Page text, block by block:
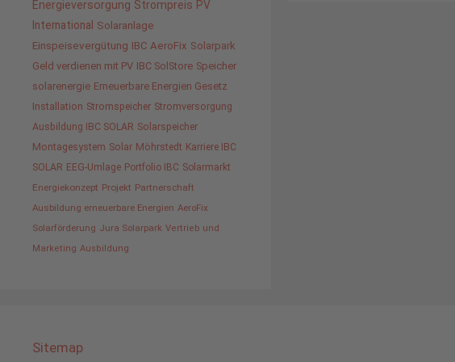
Energieversorgung Strompreis PV
International Solaranlage
Einspeisevergütung IBC AeroFix Solarpark
Geld verdienen mit PV IBC SolStore Speicher
solarenergie Erneuerbare Energien Gesetz
Installation Stromspeicher Stromversorgung
Ausbildung IBC SOLAR Solarspeicher
Montagesystem Solar Möhrstedt Karriere IBC
SOLAR EEG-Umlage Portfolio IBC Solarmarkt
Energiekonzept Projekt Partnerschaft
Ausbildung erneuerbare Energien AeroFix
Solarförderung Jura Solarpark Vertrieb und
Marketing Ausbildung
Sitemap